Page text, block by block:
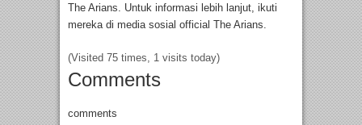
The Arians. Untuk informasi lebih lanjut, ikuti
mereka di media sosial official The Arians.
(Visited 75 times, 1 visits today)
Comments
comments